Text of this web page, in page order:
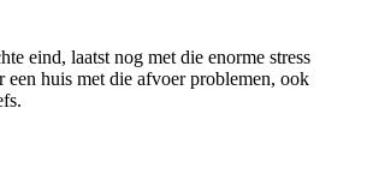
eind, laatst nog met die enorme stress
huis met die afvoer problemen, ook